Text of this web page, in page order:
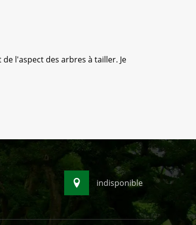
l'aspect des arbres à tailler. Je
indisponible